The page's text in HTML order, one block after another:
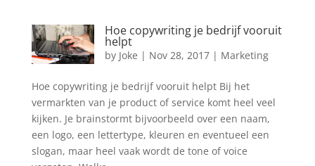
Hoe copywriting je bedrijf vooruit
helpt
by Joke | Nov 28, 2017| Marketing
Hoe copywriting je bedrijf vooruit helpt Bij het
vermarkten van je product of service komt heel veel
kijken. Je brainstormt bijvoorbeeld over een naam,
een logo, een lettertype, kleuren en eventueel een
slogan, maar heel vaak wordt de tone of voice